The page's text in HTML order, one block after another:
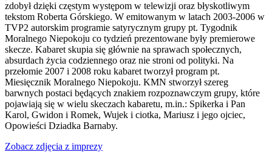
zdobył dzięki częstym występom w telewizji oraz błyskotliwym
tekstom Roberta Górskiego. W emitowanym w latach 2003-2006 w
TVP2 autorskim programie satyrycznym grupy pt. Tygodnik
Moralnego Niepokoju co tydzień prezentowane były premierowe
skecze. Kabaret skupia się głównie na sprawach społecznych,
absurdach życia codziennego oraz nie stroni od polityki. Na
przełomie 2007 i 2008 roku kabaret tworzył program pt.
Miesięcznik Moralnego Niepokoju. KMN stworzył szereg
barwnych postaci będących znakiem rozpoznawczym grupy, które
pojawiają się w wielu skeczach kabaretu, m.in.: Spikerka i Pan
Karol, Gwidon i Romek, Wujek i ciotka, Mariusz i jego ojciec,
Opowieści Dziadka Barnaby.
Zobacz zdjęcia z imprezy